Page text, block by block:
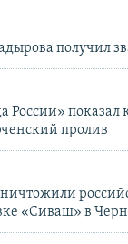
получил
России» показал
пролив
«Сиваш» в